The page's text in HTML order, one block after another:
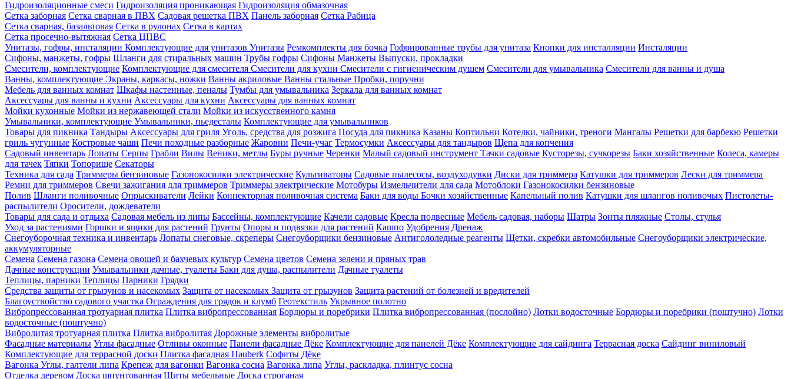
Гидроизоляционные смеси Гидроизоляция проникающая Гидроизоляция обмазочная
Сетка заборная Сетка сварная в ПВХ Садовая решетка ПВХ Панель заборная Сетка Рабица
Сетка сварная, базальтовая Сетка в рулонах Сетка в картах
Сетка просечно-вытяжная Сетка ЦПВС
Унитазы, гофры, инсталяции Комплектующие для унитазов Унитазы Ремкомплекты для бочка Гофрированные трубы для унитаза Кнопки для инсталляции Инсталяции
Сифоны, манжеты, гофры Шланги для стиральных машин Трубы гофры Сифоны Манжеты Выпуски, прокладки
Смесители, комплектующие Комплектующие для смесителя Смесители для кухни Смесители с гигиеническим душем Смесители для умывальника Смесители для ванны и душа
Ванны, комплектующие Экраны, каркасы, ножки Ванны акриловые Ванны стальные Пробки, поручни
Мебель для ванных комнат Шкафы настенные, пеналы Тумбы для умывальника Зеркала для ванных комнат
Аксессуары для ванны и кухни Аксессуары для кухни Аксессуары для ванных комнат
Мойки кухонные Мойки из нержавеющей стали Мойки из искусственного камня
Умывальники, комплектующие Умывальники, пьедесталы Комплектующие для умывальников
Товары для пикника Тандыры Аксессуары для гриля Уголь, средства для розжига Посуда для пикника Казаны Коптильни Котелки, чайники, треноги Мангалы Решетки для барбекю Решетки
гриль чугунные Костровые чаши Печи походные разборные Жаровни Печи-учаг Термосумки Аксессуары для тандыров Щепа для копчения
Садовый инвентарь Лопаты Серпы Грабли Вилы Веники, метлы Буры ручные Черенки Малый садовый инструмент Тачки садовые Кусторезы, сучкорезы Баки хозяйственные Колеса, камеры
для тачек Тяпки Топорище Секаторы
Техника для сада Триммеры бензиновые Газонокосилки электрические Культиваторы Садовые пылесосы, воздуходувки Диски для триммера Катушки для триммеров Лески для триммера
Ремни для триммеров Свечи зажигания для триммеров Триммеры электрические Мотобуры Измельчители для сада Мотоблоки Газонокосилки бензиновые
Полив Шланги поливочные Опрыскиватели Лейки Коннекторная поливочная система Баки для воды Бочки хозяйственные Капельный полив Катушки для шлангов поливочых Пистолеты-
распылители Оросители, дождеватели
Товары для сада и отдыха Садовая мебель из липы Бассейны, комплектующие Качели садовые Кресла подвесные Мебель садовая, наборы Шатры Зонты пляжные Столы, стулья
Уход за растениями Горшки и ящики для растений Грунты Опоры и подвязки для растений Кашпо Удобрения Дренаж
Снегоуборочная техника и инвентарь Лопаты снеговые, скреперы Снегоуборщики бензиновые Антигололедные реагенты Щетки, скребки автомобильные Снегоуборщики электрические,
аккумуляторные
Семена Семена газона Семена овощей и бахчевых культур Семена цветов Семена зелени и пряных трав
Дачные конструкции Умывальники дачные, туалеты Баки для душа, распылители Дачные туалеты
Теплицы, парники Теплицы Парники Грядки
Средства защиты от грызунов и насекомых Защита от насекомых Защита от грызунов Защита растений от болезней и вредителей
Благоуствойство садового участка Ограждения для грядок и клумб Геотекстиль Укрывное полотно
Вибропрессованная тротуарная плитка Плитка вибропрессованная Бордюры и поребрики Плитка вибропрессованная (послойно) Лотки водосточные Бордюры и поребрики (поштучно) Лотки
водосточные (поштучно)
Вибролитая тротуарная плитка Плитка вибролитая Дорожные элементы вибролитые
Фасадные материалы Углы фасадные Отливы оконные Панели фасадные Дёке Комплектующие для панелей Дёке Комплектующие для сайдинга Террасная доска Сайдинг виниловый
Комплектующие для террасной доски Плитка фасадная Hauberk Софиты Дёке
Вагонка Углы, галтели липа Крепеж для вагонки Вагонка сосна Вагонка липа Углы, раскладка, плинтус сосна
Отделка деревом Доска шпунтованная Щиты мебельные Доска строганая